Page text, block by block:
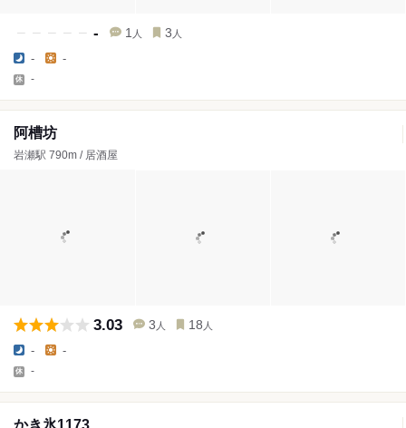
- 1 人 3 人
- -
-
阿槽坊
岩瀬駅 790m / 居酒屋
3.03 3 人 18 人
- -
-